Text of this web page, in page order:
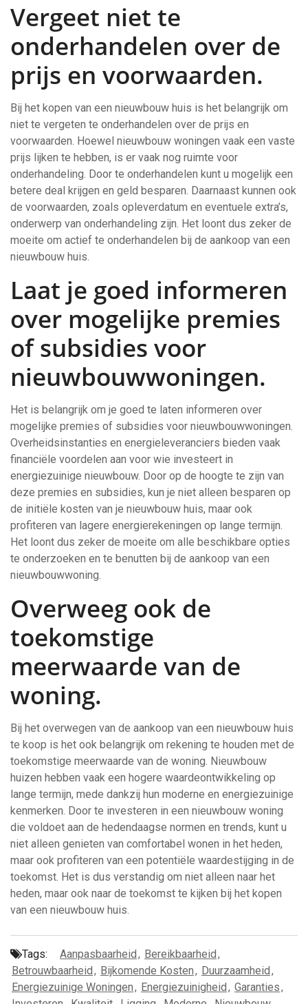
Vergeet niet te
onderhandelen over de
prijs en voorwaarden.
Bij het kopen van een nieuwbouw huis is het belangrijk om
niet te vergeten te onderhandelen over de prijs en
voorwaarden. Hoewel nieuwbouw woningen vaak een vaste
prijs lijken te hebben, is er vaak nog ruimte voor
onderhandeling. Door te onderhandelen kunt u mogelijk een
betere deal krijgen en geld besparen. Daarnaast kunnen ook
de voorwaarden, zoals opleverdatum en eventuele extra’s,
onderwerp van onderhandeling zijn. Het loont dus zeker de
moeite om actief te onderhandelen bij de aankoop van een
nieuwbouw huis.
Laat je goed informeren
over mogelijke premies
of subsidies voor
nieuwbouwwoningen.
Het is belangrijk om je goed te laten informeren over
mogelijke premies of subsidies voor nieuwbouwwoningen.
Overheidsinstanties en energieleveranciers bieden vaak
financiële voordelen aan voor wie investeert in
energiezuinige nieuwbouw. Door op de hoogte te zijn van
deze premies en subsidies, kun je niet alleen besparen op
de initiële kosten van je nieuwbouw huis, maar ook
profiteren van lagere energierekeningen op lange termijn.
Het loont dus zeker de moeite om alle beschikbare opties
te onderzoeken en te benutten bij de aankoop van een
nieuwbouwwoning.
Overweeg ook de
toekomstige
meerwaarde van de
woning.
Bij het overwegen van de aankoop van een nieuwbouw huis
te koop is het ook belangrijk om rekening te houden met de
toekomstige meerwaarde van de woning. Nieuwbouw
huizen hebben vaak een hogere waardeontwikkeling op
lange termijn, mede dankzij hun moderne en energiezuinige
kenmerken. Door te investeren in een nieuwbouw woning
die voldoet aan de hedendaagse normen en trends, kunt u
niet alleen genieten van comfortabel wonen in het heden,
maar ook profiteren van een potentiële waardestijging in de
toekomst. Het is dus verstandig om niet alleen naar het
heden, maar ook naar de toekomst te kijken bij het kopen
van een nieuwbouw huis.
Tags: Aanpasbaarheid, Bereikbaarheid,
Betrouwbaarheid, Bijkomende Kosten, Duurzaamheid,
Energiezuinige Woningen, Energiezuinigheid, Garanties,